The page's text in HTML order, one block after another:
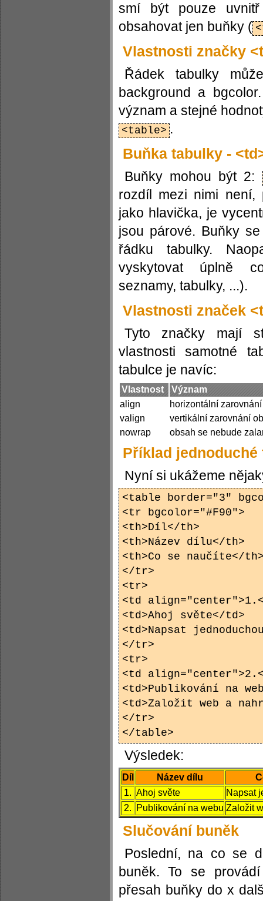
smí být pouze
obsahovat jen buňky (
Vlastnosti značky
Řádek tabulky
background a
význam a stejné
<table> .
Buňka tabulky -
Buňky mohou být 2:
rozdíl mezi nimi
jako hlavička, je
jsou párové. Buňky
řádku tabulky.
vyskytovat úplně
seznamy, tabulky, ...).
Vlastnosti značek
Tyto značky mají
vlastnosti samotné
tabulce je navíc:
Vlastnost
Význam
align
horizontální
valign
vertikální zarovnání
nowrap
obsah se nebude
Příklad jednoduché
Nyní si ukážeme
<table border="3"
<tr bgcolor="#F90">
<th>Díl</th>
<th>Název dílu</th>
<th>Co se naučíte</
</tr>
<tr>
<td
<td>Ahoj světe</td>
<td>Napsat
</tr>
<tr>
<td
<td>Publikování na
<td>Založit web a
</tr>
</table>
Výsledek:
Díl Název dílu
1. Ahoj světe
Napsat
2.
Publikování na webu Založit
Slučování buněk
Poslední, na co se
buněk. To se
přesah buňky do x